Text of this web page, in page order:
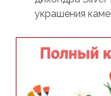
украшения